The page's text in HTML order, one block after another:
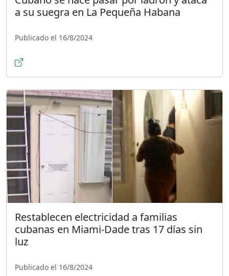
a su suegra en La Pequeña Habana
Publicado el 16/8/2024
Restablecen electricidad a familias
cubanas en Miami-Dade tras 17 días sin
luz
Publicado el 16/8/2024